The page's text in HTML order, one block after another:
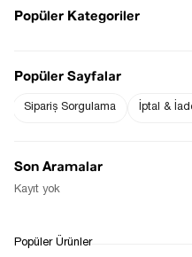
edebilirsiniz.
olmanızı sağlayan özel
Her yaştan kadının
yansıtan mükemmel bir
Aralık 02, 2024
Popüler Kategoriler
Popüler Sayfalar
Sipariş Sorgulama İptal &
Son Aramalar
Kayıt yok
Popüler Ürünler